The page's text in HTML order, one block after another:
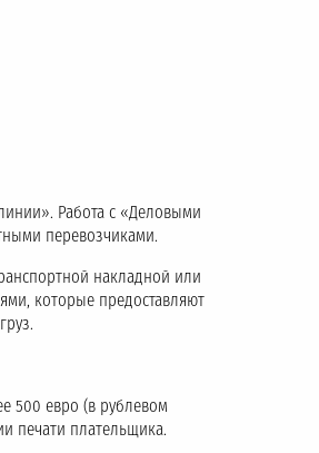
Работа с «Деловыми
перевозчиками.
накладной или
которые предоставляют
500 евро (в рублевом
печати плательщика.